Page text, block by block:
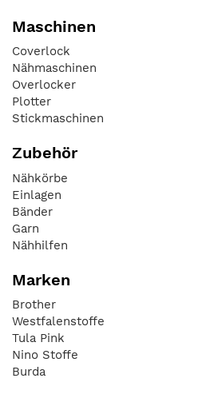
Maschinen
Coverlock
Nähmaschinen
Overlocker
Plotter
Stickmaschinen
Zubehör
Nähkörbe
Einlagen
Bänder
Garn
Nähhilfen
Marken
Brother
Westfalenstoffe
Tula Pink
Nino Stoffe
Burda